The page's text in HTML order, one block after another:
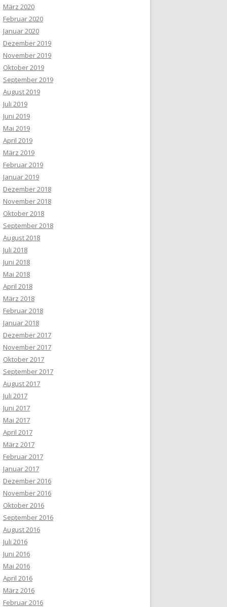
März 2020
Februar 2020
Januar 2020
Dezember 2019
November 2019
Oktober 2019
September 2019
August 2019
Juli 2019
Juni 2019
Mai 2019
April 2019
März 2019
Februar 2019
Januar 2019
Dezember 2018
November 2018
Oktober 2018
September 2018
August 2018
Juli 2018
Juni 2018
Mai 2018
April 2018
März 2018
Februar 2018
Januar 2018
Dezember 2017
November 2017
Oktober 2017
September 2017
August 2017
Juli 2017
Juni 2017
Mai 2017
April 2017
März 2017
Februar 2017
Januar 2017
Dezember 2016
November 2016
Oktober 2016
September 2016
August 2016
Juli 2016
Juni 2016
Mai 2016
April 2016
März 2016
Februar 2016